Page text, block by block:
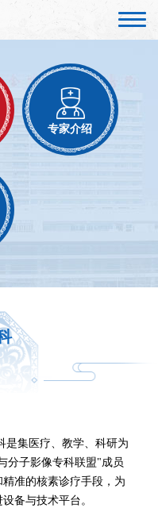
专家介绍
是集医疗、教学、科研为
分子影像专科联盟"成员
准的核素诊疗手段，为
备与技术平台。